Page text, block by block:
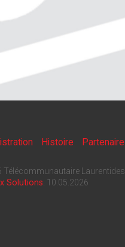
Histoire
Solutions. 10.05.2026